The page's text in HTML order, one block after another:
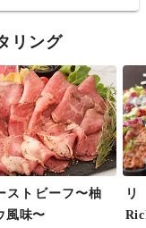
リング
ストビーフ〜柚
風味〜